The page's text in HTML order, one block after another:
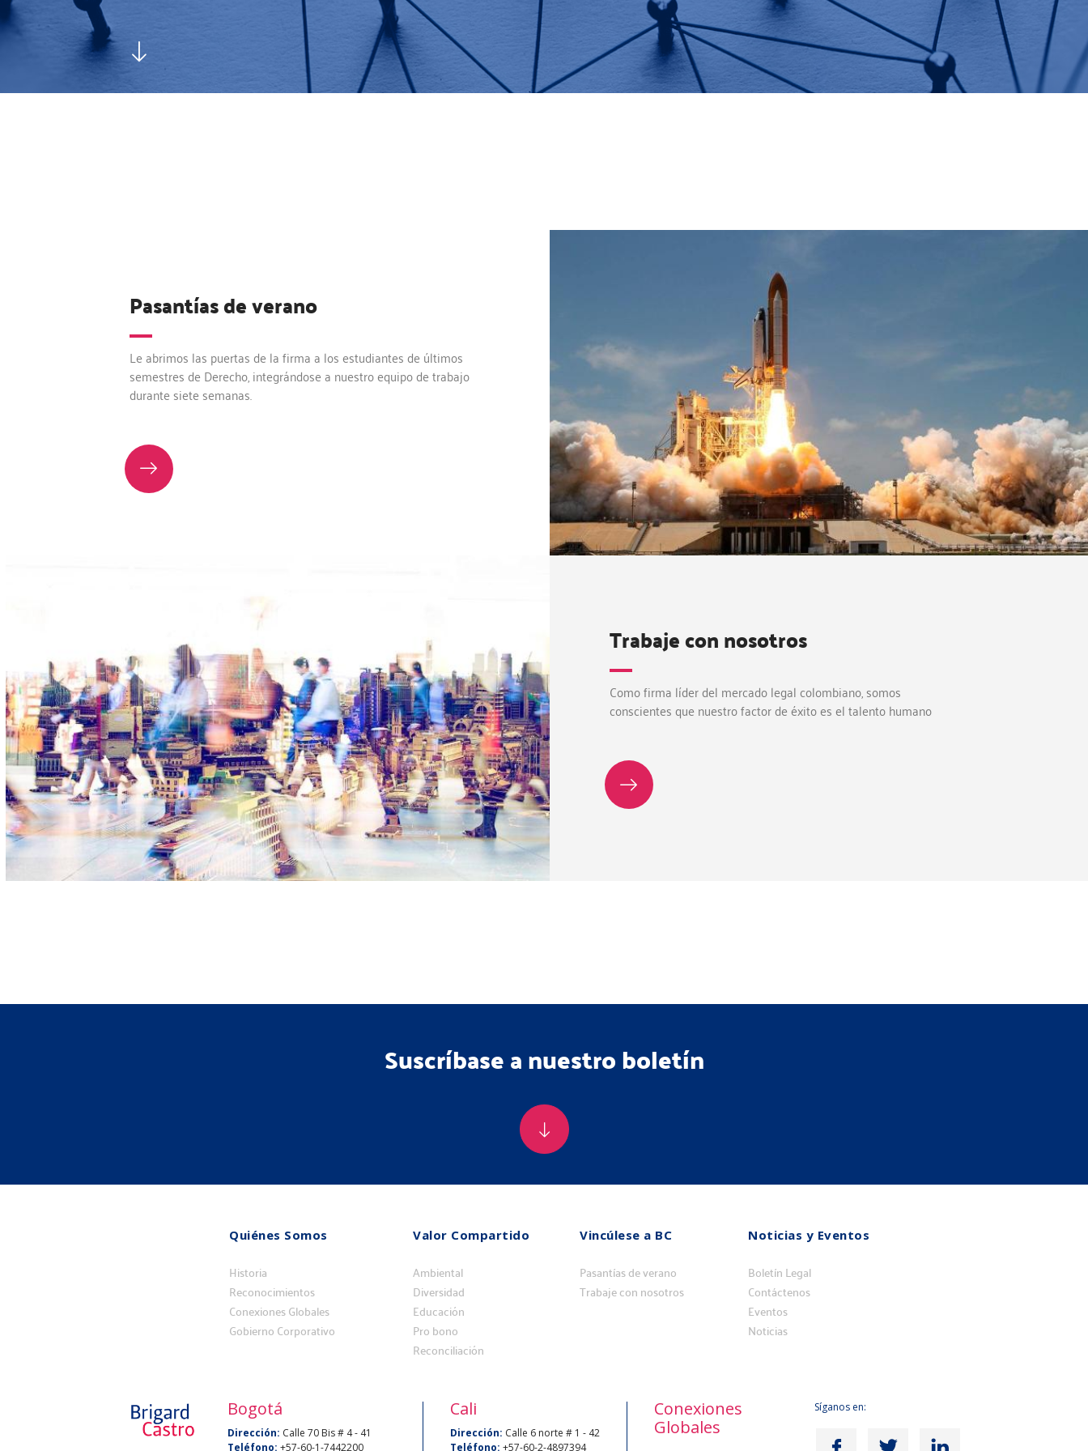
Pasantías de verano
Le abrimos las puertas de la firma a los estudiantes de últimos
semestres de Derecho, integrándose a nuestro equipo de trabajo
durante siete semanas.
Trabaje con nosotros
Como firma líder del mercado legal colombiano, somos
conscientes que nuestro factor de éxito es el talento humano
Suscríbase a nuestro boletín
Quiénes
somos
Quiénes Somos
Historia
Reconocimientos
Conexiones Globales
Gobierno Corporativo
Valor
Compartidos
Valor Compartido
Ambiental
Diversidad
Educación
Pro bono
Reconciliación
Vincúlese
a
BU
Vincúlese a BC
Pasantías de verano
Trabaje con nosotros
Noticias
y
eventos
Noticias y Eventos
Boletín Legal
Contáctenos
Eventos
Noticias
Bogotá
Dirección: Calle 70 Bis # 4 - 41
Teléfono: +57-60-1-7442200
Cali
Dirección: Calle 6 norte # 1 - 42
Teléfono: +57-60-2-4897394
Conexiones
Globales
Síganos en: